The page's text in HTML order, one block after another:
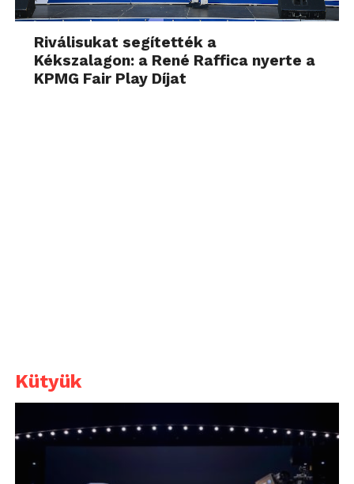
Riválisukat segítették a
Kékszalagon: a René Raffica nyerte a
KPMG Fair Play Díjat
Kütyük